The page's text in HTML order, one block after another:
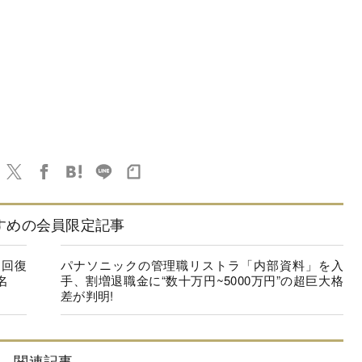
めの会員限定記事
復
パナソニックの管理職リストラ「内部資料」を入
手、割増退職金に“数十万円~5000万円”の超巨大格
差が判明!